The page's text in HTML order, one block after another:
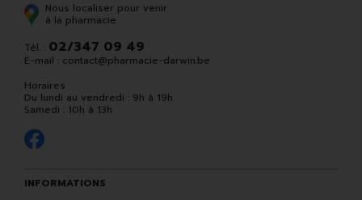
Nous localiser pour venir
à la pharmacie
Tél. : 02/347 09 49
E-mail : contact@pharmacie-darwin.be
Horaires
Du lundi au vendredi : 9h à 19h
Samedi : 10h à 13h
INFORMATIONS